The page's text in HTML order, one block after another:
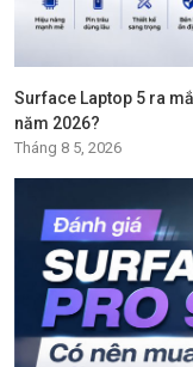
Surface Laptop 5 ra
năm 2026?
Tháng 8 5, 2026